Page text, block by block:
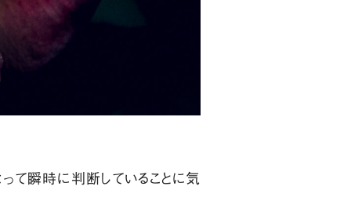
て瞬時に判断していることに気